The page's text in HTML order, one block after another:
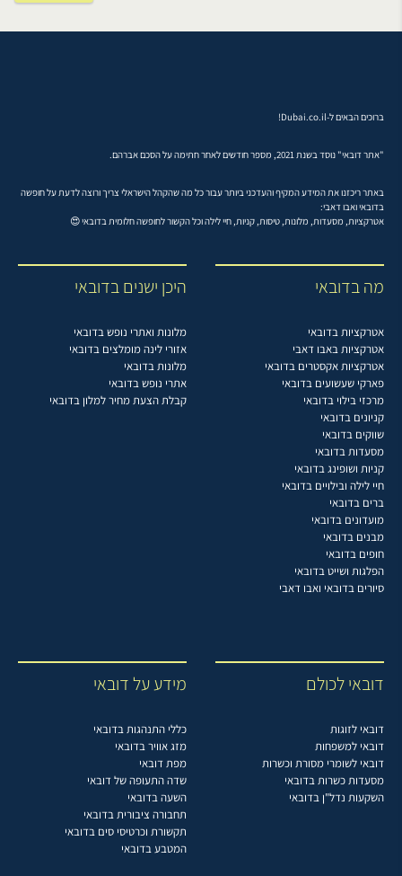
ברוכים הבאים ל-Dubai.co.il!
"אתר דובאי" נוסד בשנת 2021, מספר חודשים לאחר חתימה על הסכם אברהם.
באתר ריכזנו את המידע המקיף והעדכני ביותר עבור כל מה שהקהל הישראלי צריך ורוצה לדעת על חופשה
בדובאי ואבו דאבי:
אטרקציות, מסעדות, מלונות, טיסות, קניות, חיי לילה וכל הקשור לחופשה חלומית בדובאי 😍
מה בדובאי
אטרקציות בדובאי
אטרקציות באבו דאבי
אטרקציות אקסטרים בדובאי
פארקי שעשועים בדובאי
מרכזי בילוי בדובאי
קניונים בדובאי
שווקים בדובאי
מסעדות בדובאי
קניות ושופינג בדובאי
חיי לילה ובילויים בדובאי
ברים בדובאי
מועדונים בדובאי
מבנים בדובאי
חופים בדובאי
הפלגות ושייט בדובאי
סיורים בדובאי ואבו דאבי
היכן ישנים בדובאי
מלונות ואתרי נופש בדובאי
אזורי לינה מומלצים בדובאי
מלונות בדובאי
אתרי נופש בדובאי
קבלת הצעת מחיר למלון בדובאי
דובאי לכולם
דובאי לזוגות
דובאי למשפחות
דובאי לשומרי מסורת וכשרות
מסעדות כשרות בדובאי
השקעות נדל"ן בדובאי
מידע על דובאי
כללי התנהגות בדובאי
מזג אוויר בדובאי
מפת דובאי
שדה התעופה של דובאי
השעה בדובאי
תחבורה ציבורית בדובאי
תקשורת וכרטיסי סים בדובאי
המטבע בדובאי